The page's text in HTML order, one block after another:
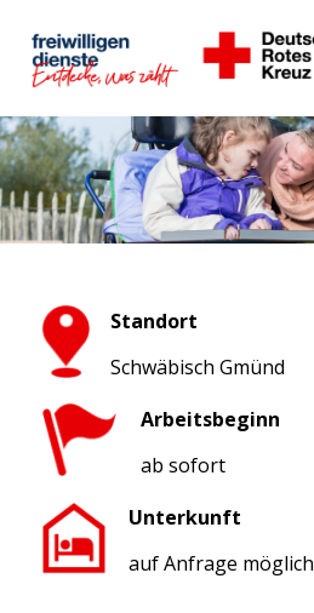
Standort
Schwäbisch Gmünd
Arbeitsbeginn
ab sofort
Unterkunft
auf Anfrage möglich